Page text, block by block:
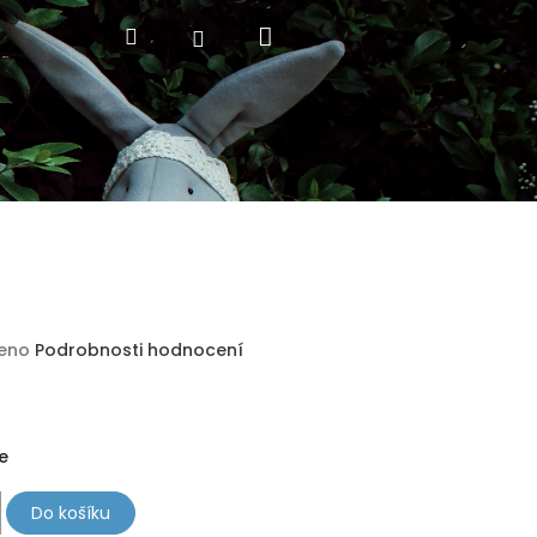
HledatPřihlášeníNákupní
košík
Podrobnosti hodnocení
Do košíku